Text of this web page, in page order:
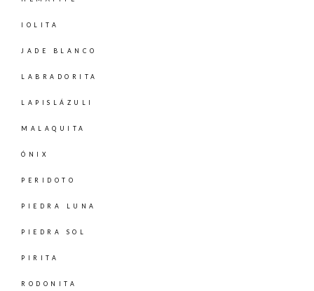
IOLITA
JADE BLANCO
LABRADORITA
LAPISLÁZULI
MALAQUITA
ÓNIX
PERIDOTO
PIEDRA LUNA
PIEDRA SOL
PIRITA
RODONITA